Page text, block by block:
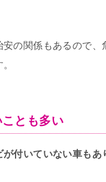
の関係もあるので、
とも多い
付いていない車もあ